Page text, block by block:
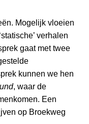
Mogelijk vloeien
verhalen
gaat met twee
kunnen we hen
, waar de
Een
op Broekweg